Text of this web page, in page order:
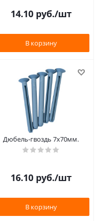
14.10руб./шт
В корзину
Дюбель-гвоздь 7х70мм.
16.10руб./шт
В корзину